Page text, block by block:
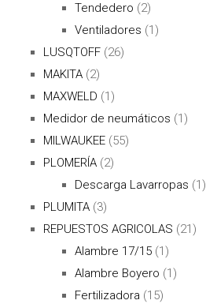
Tendedero (2)
Ventiladores (1)
LUSQTOFF (26)
MAKITA (2)
MAXWELD (1)
Medidor de neumáticos (1)
MILWAUKEE (55)
PLOMERÍA (2)
Descarga Lavarropas (1)
PLUMITA (3)
REPUESTOS AGRICOLAS (21)
Alambre 17/15 (1)
Alambre Boyero (1)
Fertilizadora (15)